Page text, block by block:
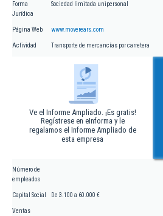
Forma
Jurídica
Sociedad limitada unipersonal
Página Web www.moverears.com
Actividad Transporte de mercancías por carretera
Ve el Informe Ampliado. ¡Es gratis!
Regístrese en eInforma y le
regalamos el Informe Ampliado de
esta empresa
Número de
empleados
Capital Social De 3.100 a 60.000 €
Ventas